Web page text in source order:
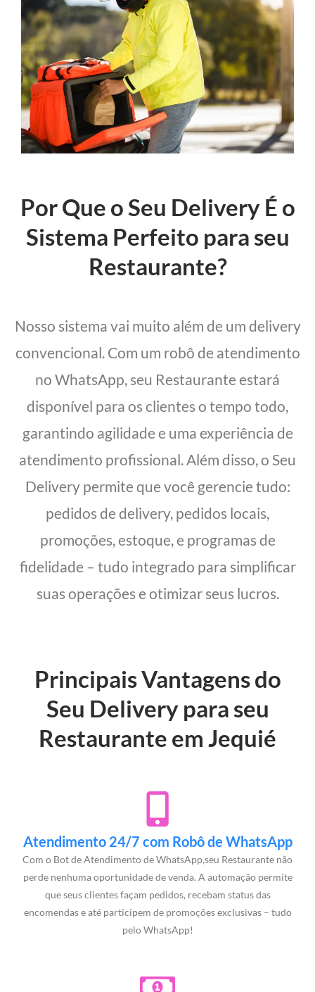
Por Que o Seu Delivery É o
Sistema Perfeito para seu
Restaurante?
Nosso sistema vai muito além de um delivery
convencional. Com um robô de atendimento
no WhatsApp, seu Restaurante estará
disponível para os clientes o tempo todo,
garantindo agilidade e uma experiência de
atendimento profissional. Além disso, o Seu
Delivery permite que você gerencie tudo:
pedidos de delivery, pedidos locais,
promoções, estoque, e programas de
fidelidade – tudo integrado para simplificar
suas operações e otimizar seus lucros.
Principais Vantagens do
Seu Delivery para seu
Restaurante em Jequié
Atendimento 24/7 com Robô de WhatsApp
Com o Bot de Atendimento de WhatsApp,seu Restaurante não
perde nenhuma oportunidade de venda. A automação permite
que seus clientes façam pedidos, recebam status das
encomendas e até participem de promoções exclusivas – tudo
pelo WhatsApp!